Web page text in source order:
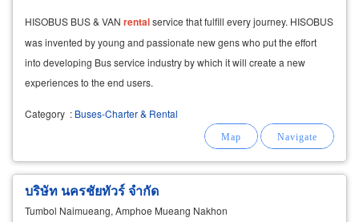
HISOBUS BUS & VAN rentalservice that fulfill every journey. HISOBUS
was invented by young and passionate new gens who put the effort
into developing Bus service industry by which it will create a new
experiences to the end users.
Category : Buses-Charter & Rental
บริษัท นครชัยทัวร์ จำกัด
Tumbol Naimueang, Amphoe Mueang Nakhon